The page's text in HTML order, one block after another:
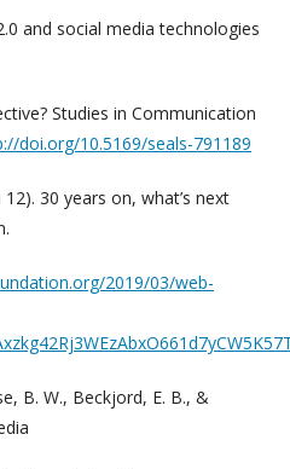
and social media technologies
Studies in Communication
doi.org/10.5169/seals-791189
30 years on, what’s next
2019/03/web-
B. W., Beckjord, E. B., &